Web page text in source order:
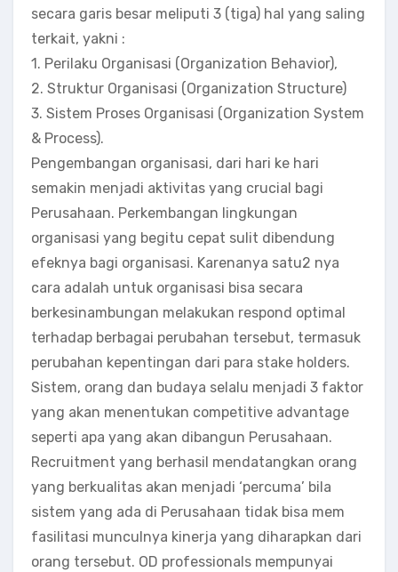
secara garis besar meliputi 3 (tiga) hal yang saling
terkait, yakni :
1. Perilaku Organisasi (Organization Behavior),
2. Struktur Organisasi (Organization Structure)
3. Sistem Proses Organisasi (Organization System
& Process).
Pengembangan organisasi, dari hari ke hari
semakin menjadi aktivitas yang crucial bagi
Perusahaan. Perkembangan lingkungan
organisasi yang begitu cepat sulit dibendung
efeknya bagi organisasi. Karenanya satu2 nya
cara adalah untuk organisasi bisa secara
berkesinambungan melakukan respond optimal
terhadap berbagai perubahan tersebut, termasuk
perubahan kepentingan dari para stake holders.
Sistem, orang dan budaya selalu menjadi 3 faktor
yang akan menentukan competitive advantage
seperti apa yang akan dibangun Perusahaan.
Recruitment yang berhasil mendatangkan orang
yang berkualitas akan menjadi ‘percuma’ bila
sistem yang ada di Perusahaan tidak bisa mem
fasilitasi munculnya kinerja yang diharapkan dari
orang tersebut. OD professionals mempunyai